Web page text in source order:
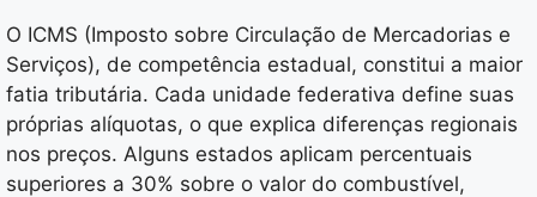
O ICMS (Imposto sobre Circulação de Mercadorias e
Serviços), de competência estadual, constitui a maior
fatia tributária. Cada unidade federativa define suas
próprias alíquotas, o que explica diferenças regionais
nos preços. Alguns estados aplicam percentuais
superiores a 30% sobre o valor do combustível,